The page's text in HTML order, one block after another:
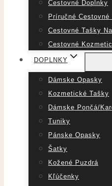
Cestovné Doplnky
Príručné Cestovné
Cestovné Tašky
Cestovné
DOPLNKY
Dámske Opasky
Kozmetické Tašky
Dámske Pončá/
Tuniky
Pánske Opasky
Šatky
Kožené Puzdrá
Kľúčenky